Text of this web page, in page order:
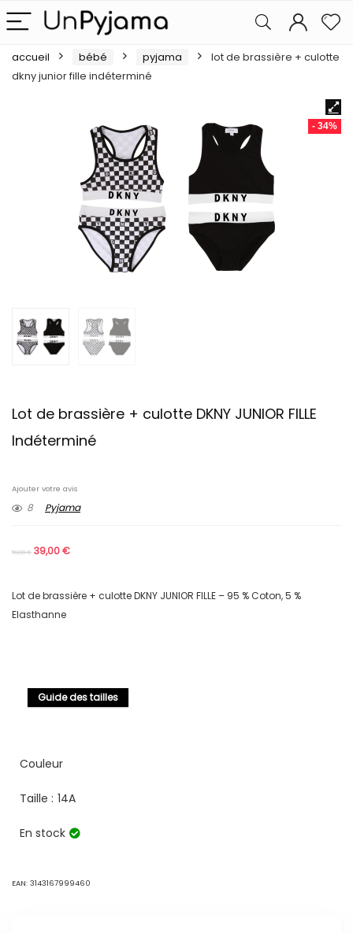
accueil bébé pyjama
lot de brassière + culotte
dkny junior fille indéterminé
- 34%
Lot de brassière + culotte DKNY JUNIOR FILLE
Indéterminé
Ajouter votre avis
8 Pyjama
59,00€ 39,00€
Lot de brassière + culotte DKNY JUNIOR FILLE – 95 % Coton, 5 %
Elasthanne
Guide des tailles
Couleur
Taille : 14A
En stock
EAN: 3143167999460